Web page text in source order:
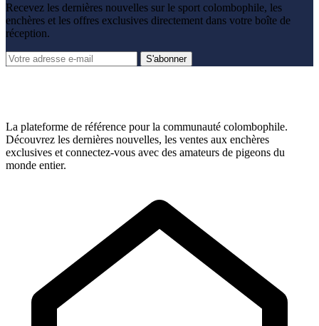
Recevez les dernières nouvelles sur le sport colombophile, les
enchères et les offres exclusives directement dans votre boîte de
réception.
S'abonner
La plateforme de référence pour la communauté colombophile.
Découvrez les dernières nouvelles, les ventes aux enchères
exclusives et connectez-vous avec des amateurs de pigeons du
monde entier.